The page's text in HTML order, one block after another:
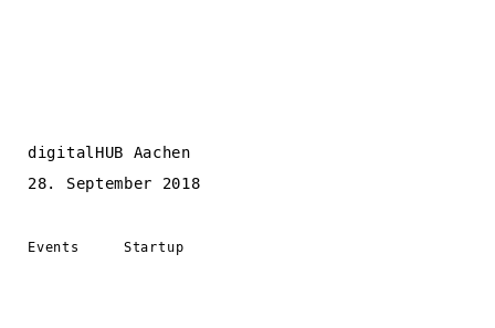
digitalHUB Aachen
28. September 2018
Events Startup